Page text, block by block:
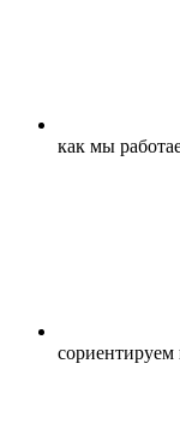
как мы
сориентируем